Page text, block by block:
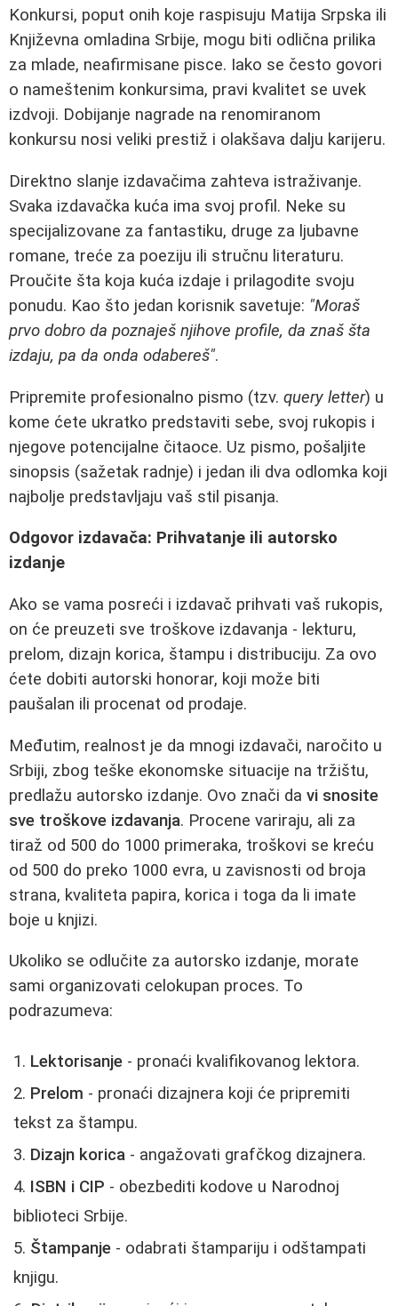
Konkursi, poput onih koje raspisuju Matija Srpska ili
Književna omladina Srbije, mogu biti odlična prilika
za mlade, neafirmisane pisce. Iako se često govori
o nameštenim konkursima, pravi kvalitet se uvek
izdvoji. Dobijanje nagrade na renomiranom
konkursu nosi veliki prestiž i olakšava dalju karijeru.
Direktno slanje izdavačima zahteva istraživanje.
Svaka izdavačka kuća ima svoj profil. Neke su
specijalizovane za fantastiku, druge za ljubavne
romane, treće za poeziju ili stručnu literaturu.
Proučite šta koja kuća izdaje i prilagodite svoju
ponudu. Kao što jedan korisnik savetuje: "Moraš
prvo dobro da poznaješ njihove profile, da znaš šta
izdaju, pa da onda odabereš".
Pripremite profesionalno pismo (tzv. query letter) u
kome ćete ukratko predstaviti sebe, svoj rukopis i
njegove potencijalne čitaoce. Uz pismo, pošaljite
sinopsis (sažetak radnje) i jedan ili dva odlomka koji
najbolje predstavljaju vaš stil pisanja.
Odgovor izdavača: Prihvatanje ili autorsko
izdanje
Ako se vama posreći i izdavač prihvati vaš rukopis,
on će preuzeti sve troškove izdavanja - lekturu,
prelom, dizajn korica, štampu i distribuciju. Za ovo
ćete dobiti autorski honorar, koji može biti
paušalan ili procenat od prodaje.
Međutim, realnost je da mnogi izdavači, naročito u
Srbiji, zbog teške ekonomske situacije na tržištu,
predlažu autorsko izdanje. Ovo znači da vi snosite
sve troškove izdavanja. Procene variraju, ali za
tiraž od 500 do 1000 primeraka, troškovi se kreću
od 500 do preko 1000 evra, u zavisnosti od broja
strana, kvaliteta papira, korica i toga da li imate
boje u knjizi.
Ukoliko se odlučite za autorsko izdanje, morate
sami organizovati celokupan proces. To
podrazumeva:
Lektorisanje - pronaći kvalifikovanog lektora.
Prelom - pronaći dizajnera koji će pripremiti
tekst za štampu.
Dizajn korica - angažovati grafčkog dizajnera.
ISBN i CIP - obezbediti kodove u Narodnoj
biblioteci Srbije.
Štampanje - odabrati štampariju i odštampati
knjigu.